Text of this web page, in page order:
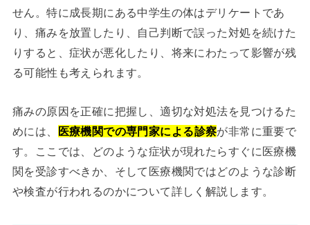
せん。特に成長期にある中学生の体はデリケートであ
り、痛みを放置したり、自己判断で誤った対処を続けた
りすると、症状が悪化したり、将来にわたって影響が残
る可能性も考えられます。
痛みの原因を正確に把握し、適切な対処法を見つけるた
めには、
医療機関での専門家による診察が非常に重要で
す。ここでは、どのような症状が現れたらすぐに医療機
関を受診すべきか、そして医療機関ではどのような診断
や検査が行われるのかについて詳しく解説します。